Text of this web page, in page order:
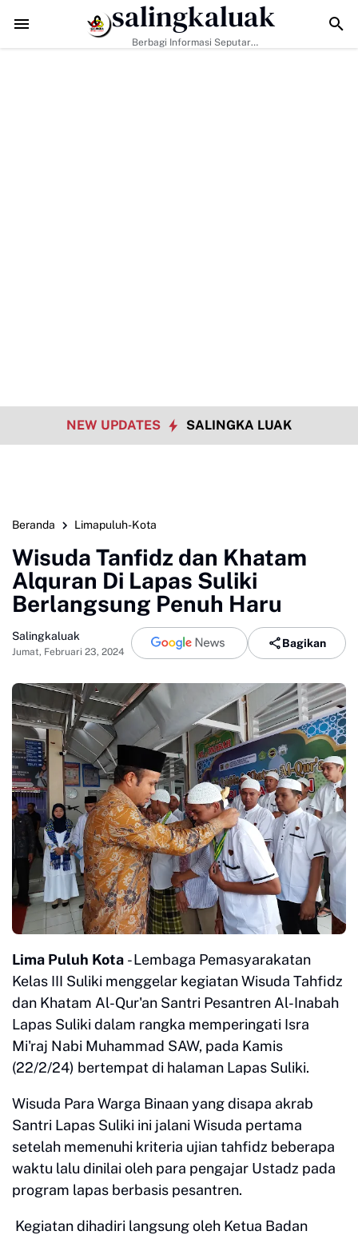
Data Sosial Jadi Kunci, Hj. Aida Dorong Nagari Aktif Pastikan
salingkaluak
Berbagi Informasi Seputar
NEW UPDATES SALINGKA LUAK
Beranda Limapuluh-Kota
Wisuda Tanfidz dan Khatam
Alquran Di Lapas Suliki
Berlangsung Penuh Haru
Salingkaluak
Jumat, Februari 23, 2024
Bagikan
Lima Puluh Kota - Lembaga Pemasyarakatan
Kelas III Suliki menggelar kegiatan Wisuda Tahfidz
dan Khatam Al-Qur'an Santri Pesantren Al-Inabah
Lapas Suliki dalam rangka memperingati Isra
Mi'raj Nabi Muhammad SAW, pada Kamis
(22/2/24) bertempat di halaman Lapas Suliki.
Wisuda Para Warga Binaan yang disapa akrab
Santri Lapas Suliki ini jalani Wisuda pertama
setelah memenuhi kriteria ujian tahfidz beberapa
waktu lalu dinilai oleh para pengajar Ustadz pada
program lapas berbasis pesantren.
Kegiatan dihadiri langsung oleh Ketua Badan